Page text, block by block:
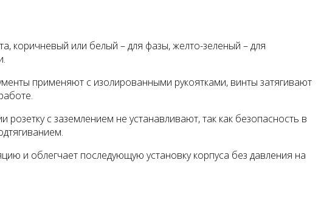
коричневый или белый – для фазы, желто-зеленый – для
применяют с изолированными рукоятками, винты затягивают
с заземлением не устанавливают, так как безопасность в
и облегчает последующую установку корпуса без давления на